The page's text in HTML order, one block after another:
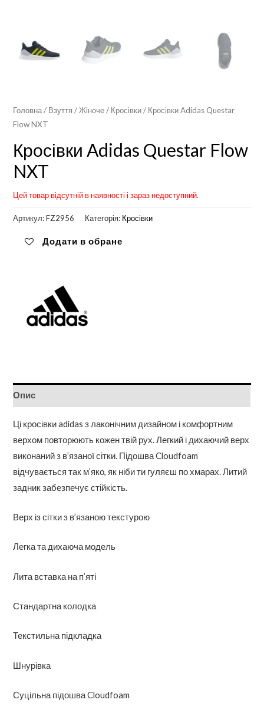
Головна/ Взуття /Жіноче/ Кросівки/ Кросівки Adidas Questar
Flow NXT
Кросівки Adidas Questar Flow
NXT
Цей товар відсутній в наявності і зараз недоступний.
Артикул:FZ2956 Категорія: Кросівки
Додати в обране
Опис
Ці кросівки adidas з лаконічним дизайном і комфортним
верхом повторюють кожен твій рух. Легкий і дихаючий верх
виконаний з в’язаної сітки. Підошва Cloudfoam
відчувається так м’яко, як ніби ти гуляєш по хмарах. Литий
задник забезпечує стійкість.
Верх із сітки з в’язаною текстурою
Легка та дихаюча модель
Лита вставка на п’яті
Стандартна колодка
Текстильна підкладка
Шнурівка
Суцільна підошва Cloudfoam